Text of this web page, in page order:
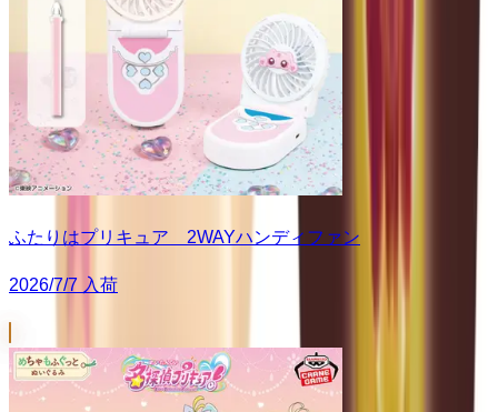
ふたりはプリキュア 2WAYハンディファン
2026/7/7 入荷